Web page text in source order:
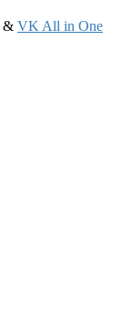
& VK All in One